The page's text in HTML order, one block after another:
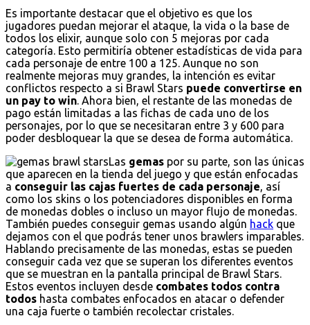
Es importante destacar que el objetivo es que los
jugadores puedan mejorar el ataque, la vida o la base de
todos los elixir, aunque solo con 5 mejoras por cada
categoría. Esto permitiría obtener estadísticas de vida para
cada personaje de entre 100 a 125. Aunque no son
realmente mejoras muy grandes, la intención es evitar
conflictos respecto a si Brawl Stars puede convertirse en
un pay to win . Ahora bien, el restante de las monedas de
pago están limitadas a las fichas de cada uno de los
personajes, por lo que se necesitaran entre 3 y 600 para
poder desbloquear la que se desea de forma automática.
Las gemas por su parte, son las únicas
que aparecen en la tienda del juego y que están enfocadas
a conseguir las cajas fuertes de cada personaje , así
como los skins o los potenciadores disponibles en forma
de monedas dobles o incluso un mayor flujo de monedas.
También puedes conseguir gemas usando algún hack que
dejamos con el que podrás tener unos brawlers imparables.
Hablando precisamente de las monedas, estas se pueden
conseguir cada vez que se superan los diferentes eventos
que se muestran en la pantalla principal de Brawl Stars.
Estos eventos incluyen desde combates todos contra
todos hasta combates enfocados en atacar o defender
una caja fuerte o también recolectar cristales.